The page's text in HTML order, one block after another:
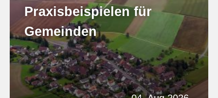
Praxisbeispielen für
Gemeinden